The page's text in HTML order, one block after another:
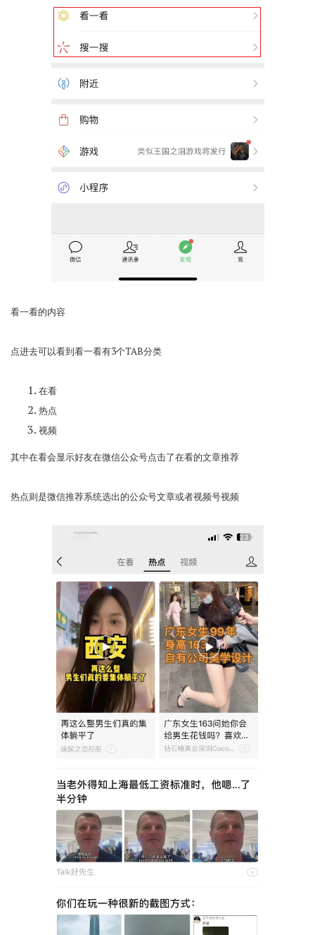
看一看的内容
点进去可以看到看一看有3个TAB分类
在看
热点
视频
其中在看会显示好友在微信公众号点击了在看的文章推荐
热点则是微信推荐系统选出的公众号文章或者视频号视频